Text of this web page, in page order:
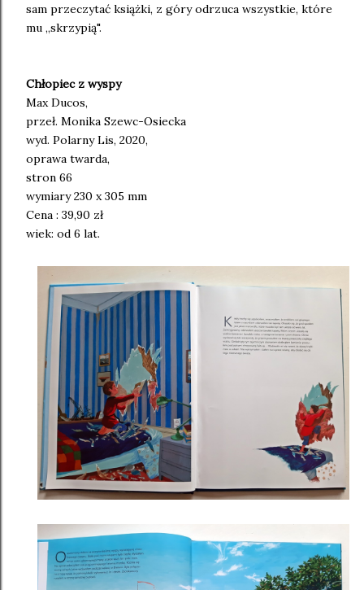
sam przeczytać książki, z góry odrzuca wszystkie, które
mu „skrzypią".
Chłopiec z wyspy
Max Ducos,
przeł. Monika Szewc-Osiecka
wyd. Polarny Lis, 2020,
oprawa twarda,
stron 66
wymiary 230 x 305 mm
Cena : 39,90 zł
wiek: od 6 lat.